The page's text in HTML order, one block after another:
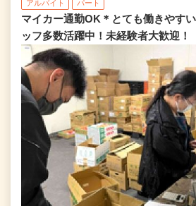
アルバイト パート
マイカー通勤OK＊とても働きやす
ッフ多数活躍中！未経験者大歓迎！